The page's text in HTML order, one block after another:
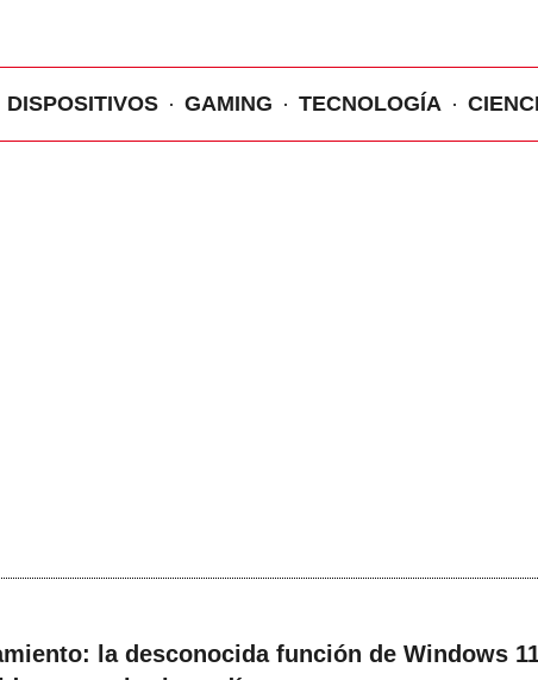
DISPOSITIVOS GAMING TECNOLOGÍA
la desconocida función de Windows